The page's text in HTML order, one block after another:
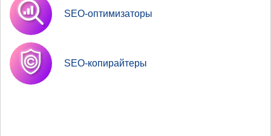
SEO-оптимизаторы
SEO-копирайтеры